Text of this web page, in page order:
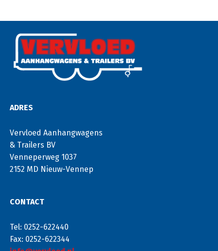
ADRES
Vervloed Aanhangwagens
& Trailers BV
Venneperweg 1037
2152 MD Nieuw-Vennep
CONTACT
Tel: 0252-622440
Fax: 0252-622344